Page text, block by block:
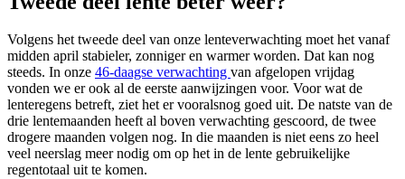
Volgens het tweede deel van onze lenteverwachting moet het vanaf
midden april stabieler, zonniger en warmer worden. Dat kan nog
steeds. In onze 46-daagse verwachting van afgelopen vrijdag
vonden we er ook al de eerste aanwijzingen voor. Voor wat de
lenteregens betreft, ziet het er vooralsnog goed uit. De natste van de
drie lentemaanden heeft al boven verwachting gescoord, de twee
drogere maanden volgen nog. In die maanden is niet eens zo heel
veel neerslag meer nodig om op het in de lente gebruikelijke
regentotaal uit te komen.